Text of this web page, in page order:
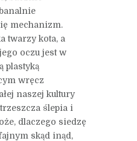
mechanizm.
twarzy kota, a
oczu jest w
plastyką
wręcz
naszej kultury
ślepia i
dlaczego siedzę
skąd inąd,